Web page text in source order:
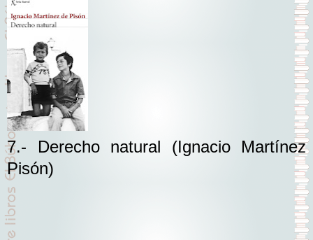
7.- Derecho natural (Ignacio Martínez
Pisón)